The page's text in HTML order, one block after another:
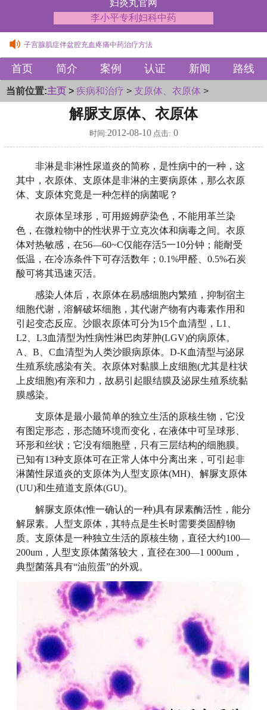
妇炎丸官网
李小平专利妇科中药
女性支原体引发的宫颈炎症状中药调理方
子宫腺肌症伴盆腔充血疼痛中药治疗方法
女性支原体引发的宫颈炎症状中药调理方
子宫腺肌症伴盆腔充血疼痛中药治疗方法
首页 简介 案例 认证 新闻 路线
当前位置:主页 > 疾病和治疗 > 支原体、衣原体 >
解脲支原体、衣原体
时间:2012-08-10点击: 0
非淋是非淋性尿道炎的简称，是性病中的一种，这
其中，衣原体、支原体是非淋的主要病原体，那么衣原
体、支原体究竟是一种怎样的病菌呢？
衣原体呈球形，可用姬姆萨染色，不能用革兰染
色，在微粒物中的性状界于立克次体和病毒之间。衣原
体对热敏感，在56—60~C仅能存活5一10分钟；能耐受
低温，在冷冻条件下可存活数年；0.1%甲醛、0.5%石炭
酸可将其迅速灭活。
感染人体后，衣原体在易感细胞内繁殖，抑制宿主
细胞代谢，溶解破坏细胞，其代谢产物有内毒素作用和
引起变态反应。沙眼衣原体可分为15个血清型，L1、
L2、L3血清型为性病性淋巴肉芽肿(LGV)的病原体。
A、B、C血清型为人类沙眼病原体。D-K血清型与泌尿
生殖系统感染有关。衣原体对黏膜上皮细胞(尤其是柱状
上皮细胞)有亲和力，故易引起眼结膜及泌尿生殖系统黏
膜感染。
支原体是最小最简单的独立生活的原核生物，它没
有图定形态，形态随环境而变化，在液体中可呈球形、
环形和丝状；它没有细胞壁，只有三层结构的细胞膜。
已知有13种支原体可在正常人体中分离出来，可引起非
淋菌性尿道炎的支原体为人型支原体(MH)、解脲支原体
(UU)和生殖道支原体(GU)。
解脲支原体(惟一确认的一种)具有尿素酶活性，能分
解尿素。人型支原体，其特点是生长时需要类固醇物
质。支原体是一种独立生活的原核生物，直径大约100—
200um，人型支原体菌落较大，直径在300—1 000um，
典型菌落具有“油煎蛋”的外观。